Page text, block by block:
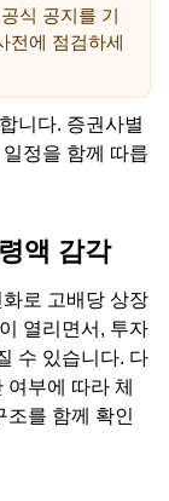
식 공지를 기
전에 점검하세
니다. 증권사별
정을 함께 따릅
액 감각
로 고배당 상장
열리면서, 투자
수 있습니다. 다
부에 따라 체
조를 함께 확인